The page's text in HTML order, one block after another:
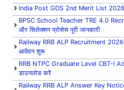
India Post GDS 2nd Merit List
BPSC School Teacher TRE 4.0
और सिलेक्शन प्रोसेस पूरी जानकारी
Railway RRB ALP Recruitment 2026
आवेदन शुरू
RRB NTPC Graduate Level CBT-I
डाउनलोड करें
Railway RRB ALP Answer Key